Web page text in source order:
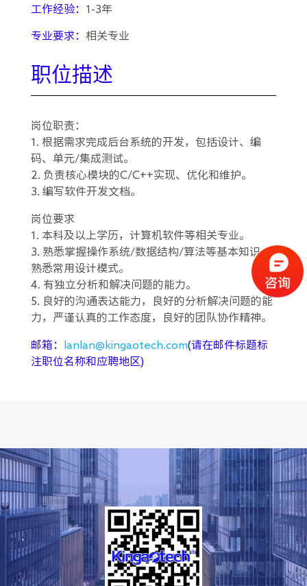
工作经验： 1-3年
专业要求： 相关专业
职位描述
岗位职责：
1. 根据需求完成后台系统的开发，包括设计、编
码、单元/集成测试。
2. 负责核心模块的C/C++实现、优化和维护。
3. 编写软件开发文档。
岗位要求
1. 本科及以上学历，计算机软件等相关专业。
3. 熟悉掌握操作系统/数据结构/算法等基本知识，
熟悉常用设计模式。
4. 有独立分析和解决问题的能力。
5. 良好的沟通表达能力，良好的分析解决问题的能
力，严谨认真的工作态度，良好的团队协作精神。
邮箱： lanlan@kingaotech.com(请在邮件标题标
注职位名称和应聘地区)